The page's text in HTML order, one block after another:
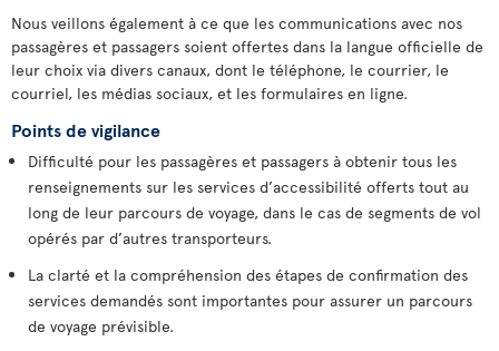
Nous veillons également à ce que les communications avec nos
passagères et passagers soient offertes dans la langue officielle de
leur choix via divers canaux, dont le téléphone, le courrier, le
courriel, les médias sociaux, et les formulaires en ligne.
Points de vigilance
Difficulté pour les passagères et passagers à obtenir tous les
renseignements sur les services d’accessibilité offerts tout au
long de leur parcours de voyage, dans le cas de segments de vol
opérés par d’autres transporteurs.
La clarté et la compréhension des étapes de confirmation des
services demandés sont importantes pour assurer un parcours
de voyage prévisible.